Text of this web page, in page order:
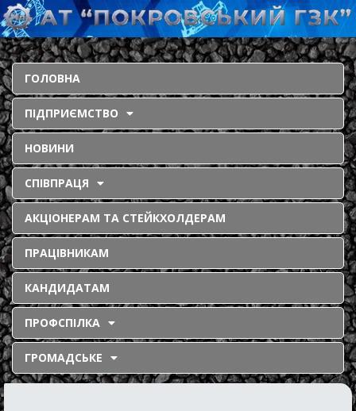
ГОЛОВНА
ПІДПРИЄМСТВО
НОВИНИ
СПІВПРАЦЯ
АКЦІОНЕРАМ ТА СТЕЙКХОЛДЕРАМ
ПРАЦІВНИКАМ
КАНДИДАТАМ
ПРОФСПІЛКА
ГРОМАДСЬКЕ